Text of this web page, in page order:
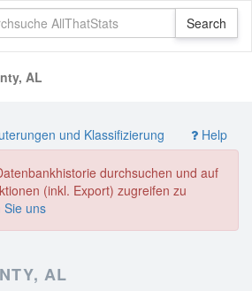
AL
und Klassifizierung Help
durchsuchen und auf
(inkl. Export) zugreifen zu
Sie uns
AL